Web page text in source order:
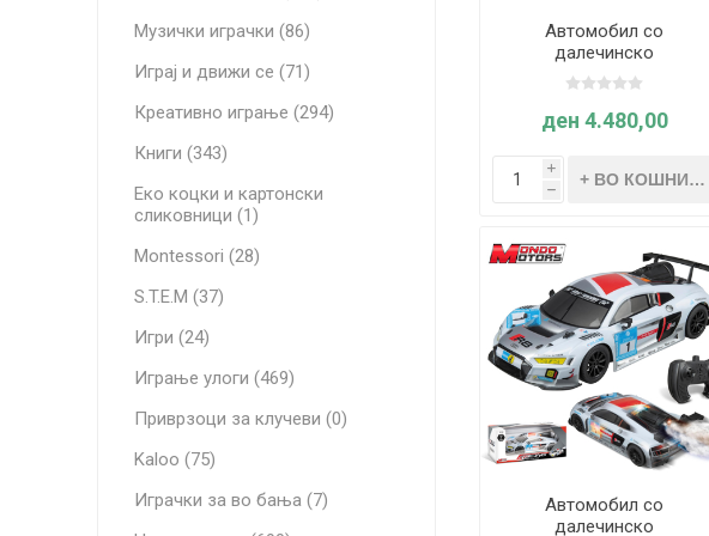
Автомобил со
далечинско
управување - 1:14 R/C
FERRARI FXX K EVO - 2.4
GHz - Mondo Motors
ден 4.480,00
i
h
Автомобил со
далечинско
Музички играчки (86)
Играј и движи се (71)
Креативно играње (294)
Книги (343)
Еко коцки и картонски
сликовници (1)
Montessori (28)
S.T.E.M (37)
Игри (24)
Играње улоги (469)
Приврзоци за клучеви (0)
Kaloo (75)
Играчки за во бања (7)